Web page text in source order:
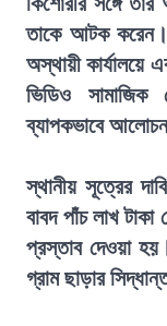
তাকে আটক করেন।
অস্থায়ী কার্যালয়ে
ভিডিও সামাজিক
ব্যাপকভাবে
স্থানীয় সূত্রের
বাবদ পাঁচ লাখ
প্রস্তাব দেওয়া
গ্রাম ছাড়ার